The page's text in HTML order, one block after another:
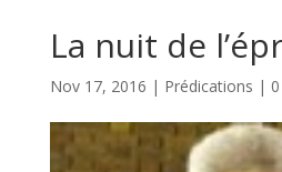
La nuit de
Nov 17, 2016 | Prédications |